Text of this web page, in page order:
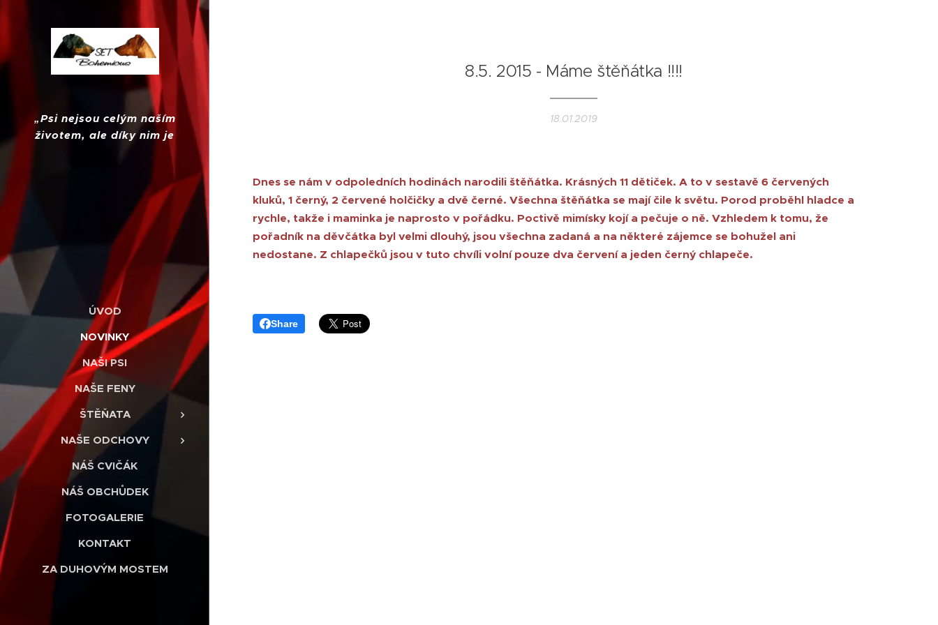
„Psi nejsou celým naším
životem, ale díky nim je
ÚVOD
NOVINKY
NAŠI PSI
NAŠE FENY
ŠTĚŇATA
NAŠE ODCHOVY
NÁŠ CVIČÁK
NÁŠ OBCHŮDEK
FOTOGALERIE
KONTAKT
ZA DUHOVÝM MOSTEM
8.5. 2015 - Máme štěňátka !!!!
18.01.2019
Dnes se nám v odpoledních hodinách narodili štěňátka. Krásných 11 dětiček. A to v sestavě 6 červených
kluků, 1 černý, 2 červené holčičky a dvě černé. Všechna štěňátka se mají čile k světu. Porod proběhl hladce a
rychle, takže i maminka je naprosto v pořádku. Poctivě mimísky kojí a pečuje o ně. Vzhledem k tomu, že
pořadník na děvčátka byl velmi dlouhý, jsou všechna zadaná a na některé zájemce se bohužel ani
nedostane. Z chlapečků jsou v tuto chvíli volní pouze dva červení a jeden černý chlapeče.
Share